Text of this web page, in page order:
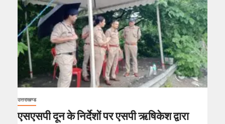
उत्तराखण्ड
एसएसपी दून के निर्देशों पर एसपी ऋषिकेश द्वारा